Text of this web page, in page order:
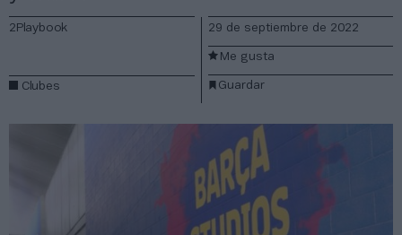
2Playbook
Clubes
29 de septiembre de 2022
Guardar
Me gusta